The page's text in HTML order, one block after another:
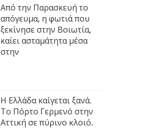
Από την Παρασκευή το
απόγευμα, η φωτιά που
ξεκίνησε στην Βοιωτία,
καίει ασταμάτητα μέσα
στην
Η Ελλάδα καίγεται ξανά.
Το Πόρτο Γερμενό στην
Αττική σε πύρινο κλοιό.